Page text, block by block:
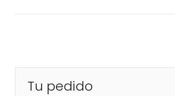
Tu pedido